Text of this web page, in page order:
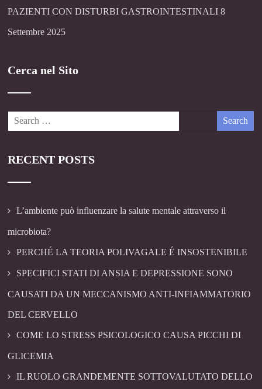
PAZIENTI CON DISTURBI GASTROINTESTINALI 8
Settembre 2025
Cerca nel Sito
RECENT POSTS
L’ambiente può influenzare la salute mentale attraverso il
microbiota?
PERCHÉ LA TEORIA POLIVAGALE É INSOSTENIBILE
SPECIFICI STATI DI ANSIA E DEPRESSIONE SONO
CAUSATI DA UN MECCANISMO ANTI-INFIAMMATORIO
DEL CERVELLO
COME LO STRESS PSICOLOGICO CAUSA PICCHI DI
GLICEMIA
IL RUOLO GRANDEMENTE SOTTOVALUTATO DELLO